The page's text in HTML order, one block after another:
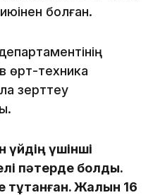
болған.
өрт-техника
зерттеу
үйдің үшінші
пәтерде болды.
тұтанған. Жалын 16